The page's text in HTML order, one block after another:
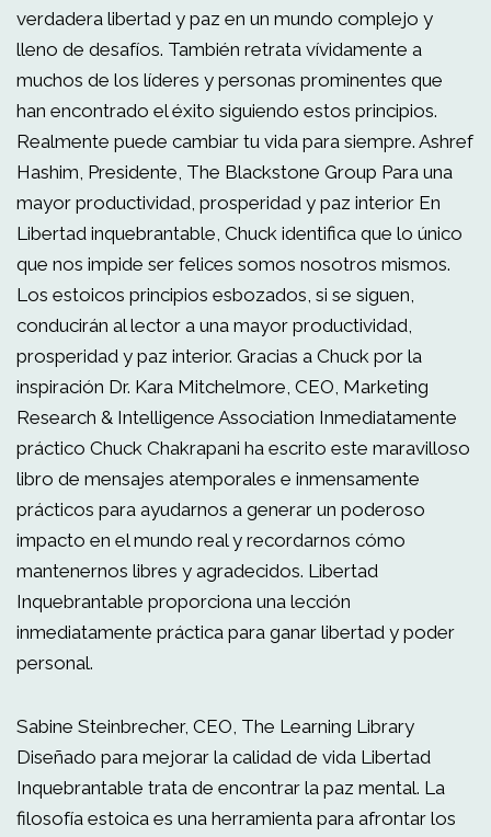
verdadera libertad y paz en un mundo complejo y
lleno de desafíos. También retrata vívidamente a
muchos de los líderes y personas prominentes que
han encontrado el éxito siguiendo estos principios.
Realmente puede cambiar tu vida para siempre. Ashref
Hashim, Presidente, The Blackstone Group Para una
mayor productividad, prosperidad y paz interior En
Libertad inquebrantable, Chuck identifica que lo único
que nos impide ser felices somos nosotros mismos.
Los estoicos principios esbozados, si se siguen,
conducirán al lector a una mayor productividad,
prosperidad y paz interior. Gracias a Chuck por la
inspiración Dr. Kara Mitchelmore, CEO, Marketing
Research & Intelligence Association Inmediatamente
práctico Chuck Chakrapani ha escrito este maravilloso
libro de mensajes atemporales e inmensamente
prácticos para ayudarnos a generar un poderoso
impacto en el mundo real y recordarnos cómo
mantenernos libres y agradecidos. Libertad
Inquebrantable proporciona una lección
inmediatamente práctica para ganar libertad y poder
personal.
Sabine Steinbrecher, CEO, The Learning Library
Diseñado para mejorar la calidad de vida Libertad
Inquebrantable trata de encontrar la paz mental. La
filosofía estoica es una herramienta para afrontar los